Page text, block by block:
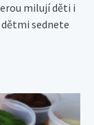
milují děti i
dětmi sednete